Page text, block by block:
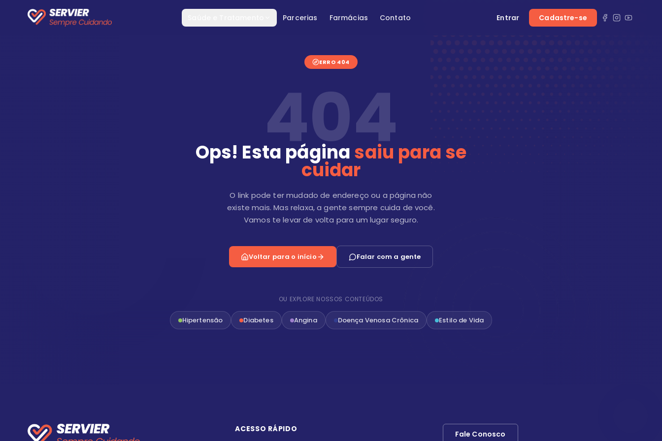
Parcerias Farmácias Contato Entrar Cadastre-se
ERRO 404
404
Ops! Esta páginasaiu para se
cuidar
O link pode ter mudado de endereço ou a página não
existe mais. Mas relaxa, a gente sempre cuida de você.
Vamos te levar de volta para um lugar seguro.
Voltar para o início Falar com a gente
OU EXPLORE NOSSOS CONTEÚDOS
Hipertensão Diabetes Angina Doença Venosa Crônica Estilo de Vida
ACESSO RÁPIDO
Fale Conosco